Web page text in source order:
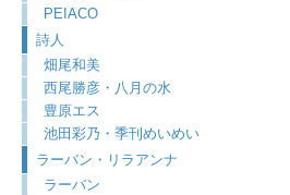
PEIACO
詩人
畑尾和美
西尾勝彦・八月の水
豊原エス
池田彩乃・季刊めいめい
ラーバン・リラアンナ
ラーバン